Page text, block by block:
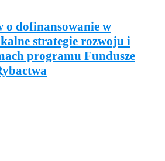
o dofinansowanie w
strategie rozwoju i
programu Fundusze